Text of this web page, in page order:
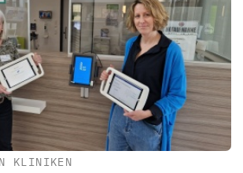
KLINIKEN